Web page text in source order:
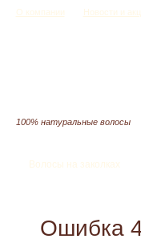
О компании Новости и
100% натуральные волосы
Волосы на заколках
Ошибка